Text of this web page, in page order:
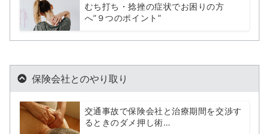
むち打ち・捻挫の症状でお困りの方
へ“９つのポイント”
保険会社とのやり取り
交通事故で保険会社と治療期間を交渉す
るときのダメ押し術…